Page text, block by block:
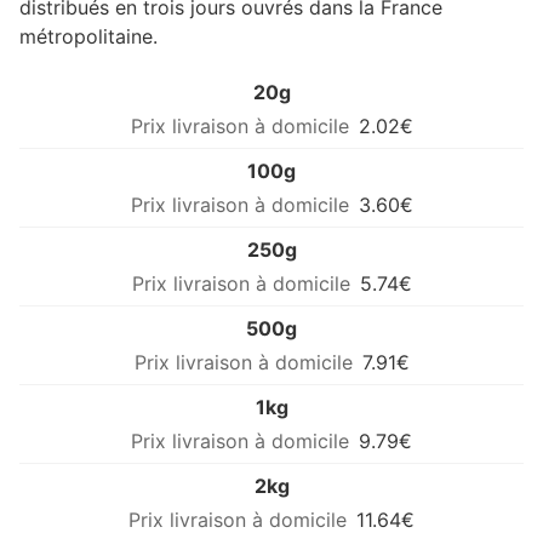
distribués en trois jours ouvrés dans la France
métropolitaine.
20g
2.02€
100g
3.60€
250g
5.74€
500g
7.91€
1kg
9.79€
2kg
11.64€